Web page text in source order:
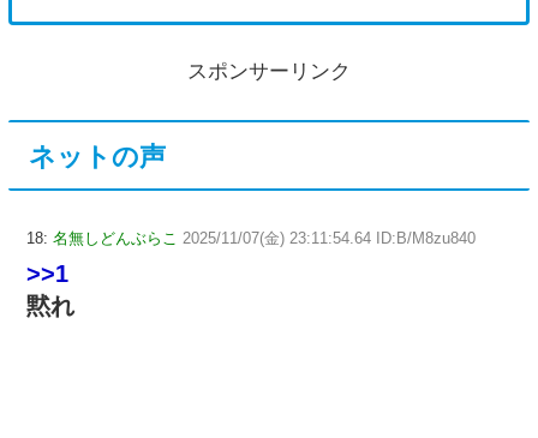
スポンサーリンク
ネットの声
18: 名無しどんぶらこ 2025/11/07(金) 23:11:54.64 ID:B/M8zu840
>>1
黙れ